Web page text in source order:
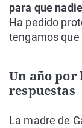
para que
Ha pedido
tengamos que
Un año
respuestas
La madre de